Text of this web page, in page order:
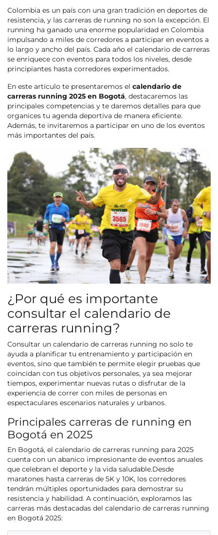
Colombia es un país con una gran tradición en deportes de
resistencia, y las carreras de running no son la excepción. El
running ha ganado una enorme popularidad en Colombia
impulsando a miles de corredores a participar en eventos a
lo largo y ancho del país. Cada año el calendario de carreras
se enriquece con eventos para todos los niveles, desde
principiantes hasta corredores experimentados.
En este artículo te presentaremos el calendario de
carreras running 2025 en Bogotá, destacaremos las
principales competencias y te daremos detalles para que
organices tu agenda deportiva de manera eficiente.
Además, te invitaremos a participar en uno de los eventos
más importantes del país.
¿Por qué es importante
consultar el calendario de
carreras running?
Consultar un calendario de carreras running no solo te
ayuda a planificar tu entrenamiento y participación en
eventos, sino que también te permite elegir pruebas que
coincidan con tus objetivos personales, ya sea mejorar
tiempos, experimentar nuevas rutas o disfrutar de la
experiencia de correr con miles de personas en
espectaculares escenarios naturales y urbanos.
Principales carreras de running en
Bogotá en 2025
En Bogotá, el calendario de carreras running para 2025
cuenta con un abanico impresionante de eventos anuales
que celebran el deporte y la vida saludable.Desde
maratones hasta carreras de 5K y 10K, los corredores
tendrán múltiples oportunidades para demostrar su
resistencia y habilidad. A continuación, exploramos las
carreras más destacadas del calendario de carreras running
en Bogotá 2025: